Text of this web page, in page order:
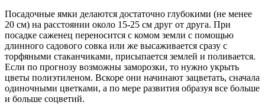
Посадочные ямки делаются достаточно глубокими (не менее
20 см) на расстоянии около 15-25 см друг от друга. При
посадке саженец переносится с комом земли с помощью
длинного садового совка или же высаживается сразу с
торфяными стаканчиками, присыпается землей и поливается.
Если по прогнозу возможны заморозки, то нужно укрыть
цветы полиэтиленом. Вскоре они начинают зацветать, сначала
одиночными цветками, а по мере развития образуя все больше
и больше соцветий.